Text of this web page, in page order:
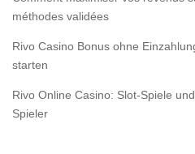
méthodes validées
Rivo Casino Bonus ohne
starten
Rivo Online Casino: Slot-Spiele
Spieler